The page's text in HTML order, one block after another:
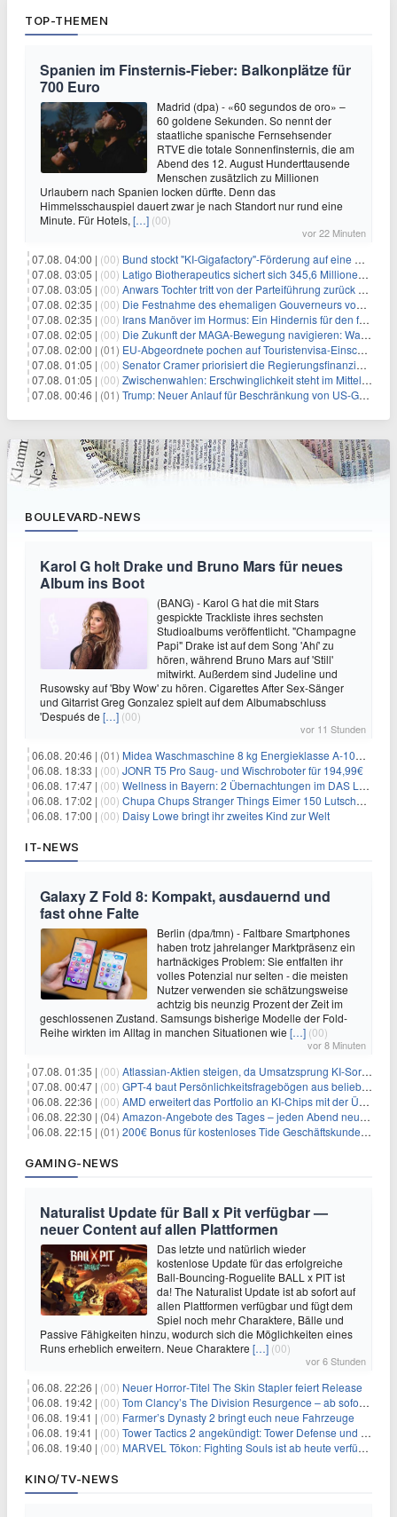
TOP-THEMEN
Spanien im Finsternis-Fieber: Balkonplätze für
700 Euro
Madrid (dpa) - «60 segundos de oro» –
60 goldene Sekunden. So nennt der
staatliche spanische Fernsehsender
RTVE die totale Sonnenfinsternis, die am
Abend des 12. August Hunderttausende
Menschen zusätzlich zu Millionen
Urlaubern nach Spanien locken dürfte. Denn das
Himmelsschauspiel dauert zwar je nach Standort nur rund eine
Minute. Für Hotels, […] (00)
vor 22 Minuten
07.08. 04:00 | (00) Bund stockt "KI-Gigafactory"-Förderung auf eine Milliarde Euro auf
07.08. 03:05 | (00) Latigo Biotherapeutics sichert sich 345,6 Millionen Dollar in einer erhöhten IPO und ebnet den Weg für nicht-opioide Schmerztherapie
07.08. 03:05 | (00) Anwars Tochter tritt von der Parteiführung zurück und hebt politische Turbulenzen hervor
07.08. 02:35 | (00) Die Festnahme des ehemaligen Gouverneurs von Mexiko hebt die anhaltenden Herausforderungen in der Governance und im Geschäftsumfeld hervor
07.08. 02:35 | (00) Irans Manöver im Hormus: Ein Hindernis für den freien Handel und das Investorenvertrauen
07.08. 02:05 | (00) Die Zukunft der MAGA-Bewegung navigieren: Was steht für Investoren auf dem Spiel?
07.08. 02:00 | (01) EU-Abgeordnete pochen auf Touristenvisa-Einschränkungen für Russen
07.08. 01:05 | (00) Senator Cramer priorisiert die Regierungsfinanzierung angesichts des bevorstehenden Ferienbeginns
07.08. 01:05 | (00) Zwischenwahlen: Erschwinglichkeit steht im Mittelpunkt, während die Demokraten auf die Mehrheit im Repräsentantenhaus zielen
07.08. 00:46 | (01) Trump: Neuer Anlauf für Beschränkung von US-Geburtsrecht
BOULEVARD-NEWS
Karol G holt Drake und Bruno Mars für neues
Album ins Boot
(BANG) - Karol G hat die mit Stars
gespickte Trackliste ihres sechsten
Studioalbums veröffentlicht. "Champagne
Papi" Drake ist auf dem Song 'Ahí' zu
hören, während Bruno Mars auf 'Still'
mitwirkt. Außerdem sind Judeline und
Rusowsky auf 'Bby Wow' zu hören. Cigarettes After Sex-Sänger
und Gitarrist Greg Gonzalez spielt auf dem Albumabschluss
'Después de […] (00)
vor 11 Stunden
06.08. 20:46 | (01) Midea Waschmaschine 8 kg Energieklasse A-10% 1400 U/Min für 289,97€
06.08. 18:33 | (00) JONR T5 Pro Saug- und Wischroboter für 194,99€
06.08. 17:47 | (00) Wellness in Bayern: 2 Übernachtungen im DAS LUDWIG Sports Resort inkl. HP + Wellness ab 174€ p.P.
06.08. 17:02 | (00) Chupa Chups Stranger Things Eimer 150 Lutscher für 21,95€
06.08. 17:00 | (00) Daisy Lowe bringt ihr zweites Kind zur Welt
IT-NEWS
Galaxy Z Fold 8: Kompakt, ausdauernd und
fast ohne Falte
Berlin (dpa/tmn) - Faltbare Smartphones
haben trotz jahrelanger Marktpräsenz ein
hartnäckiges Problem: Sie entfalten ihr
volles Potenzial nur selten - die meisten
Nutzer verwenden sie schätzungsweise
achtzig bis neunzig Prozent der Zeit im
geschlossenen Zustand. Samsungs bisherige Modelle der Fold-
Reihe wirkten im Alltag in manchen Situationen wie […] (00)
vor 8 Minuten
07.08. 01:35 | (00) Atlassian-Aktien steigen, da Umsatzsprung KI-Sorgen dämpft
07.08. 00:47 | (00) GPT-4 baut Persönlichkeitsfragebögen aus beliebigen Texten und sagt Antworten voraus
06.08. 22:36 | (00) AMD erweitert das Portfolio an KI-Chips mit der Übernahme von Taalas
06.08. 22:30 | (04) Amazon-Angebote des Tages – jeden Abend neue Deals zum Stöbern
06.08. 22:15 | (01) 200€ Bonus für kostenloses Tide Geschäftskundenkonto
GAMING-NEWS
Naturalist Update für Ball x Pit verfügbar —
neuer Content auf allen Plattformen
Das letzte und natürlich wieder
kostenlose Update für das erfolgreiche
Ball-Bouncing-Roguelite BALL x PIT ist
da! The Naturalist Update ist ab sofort auf
allen Plattformen verfügbar und fügt dem
Spiel noch mehr Charaktere, Bälle und
Passive Fähigkeiten hinzu, wodurch sich die Möglichkeiten eines
Runs erheblich erweitern. Neue Charaktere […] (00)
vor 6 Stunden
06.08. 22:26 | (00) Neuer Horror‑Titel The Skin Stapler feiert Release
06.08. 19:42 | (00) Tom Clancy’s The Division Resurgence – ab sofort für euch verfügbar
06.08. 19:41 | (00) Farmer’s Dynasty 2 bringt euch neue Fahrzeuge
06.08. 19:41 | (00) Tower Tactics 2 angekündigt: Tower Defense und Deckbuilding Kombo kehrt zurück
06.08. 19:40 | (00) MARVEL Tōkon: Fighting Souls ist ab heute verfügbar
KINO/TV-NEWS